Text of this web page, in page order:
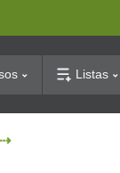
Listas